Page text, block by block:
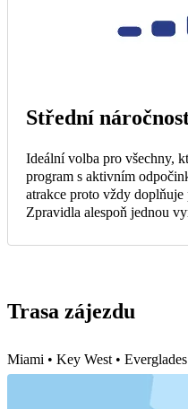
Střední
Ideální volba pro všechny,
program s aktivním
atrakce proto vždy
Zpravidla alespoň jednou
Trasa zájezdu
Miami • Key West • Everglades